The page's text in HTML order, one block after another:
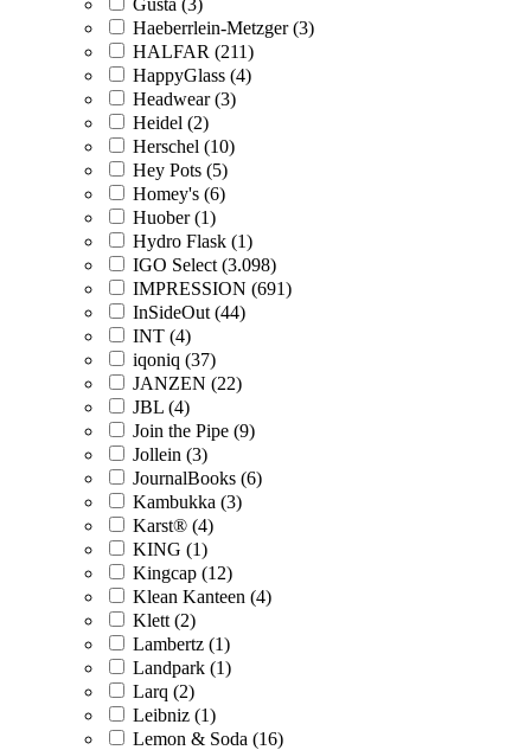
Haeberrlein-Metzger (3)
HALFAR (211)
HappyGlass (4)
Headwear (3)
Heidel (2)
Herschel (10)
Hey Pots (5)
Homey's (6)
Huober (1)
Hydro Flask (1)
IGO Select (3.098)
IMPRESSION (691)
InSideOut (44)
INT (4)
iqoniq (37)
JANZEN (22)
JBL (4)
Join the Pipe (9)
Jollein (3)
JournalBooks (6)
Kambukka (3)
Karst® (4)
KING (1)
Kingcap (12)
Klean Kanteen (4)
Klett (2)
Lambertz (1)
Landpark (1)
Larq (2)
Leibniz (1)
Lemon & Soda (16)